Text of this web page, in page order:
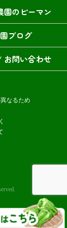
園のピーマン
ブログ
お問い合わせ
なるため